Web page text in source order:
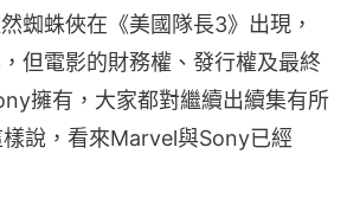
蜘蛛俠在《美國隊長3》出現，
但電影的財務權、發行權及最終
擁有，大家都對繼續出續集有所
說，看來Marvel與Sony已經